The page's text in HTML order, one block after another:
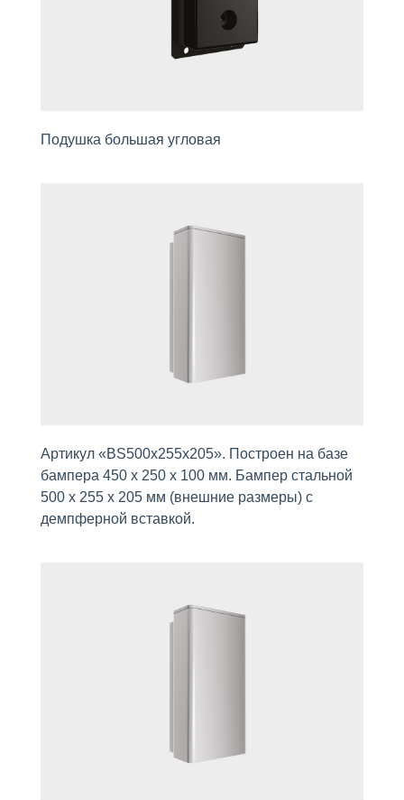
Подушка большая угловая
Артикул «BS500х255х205». Построен на базе
бампера 450 x 250 x 100 мм. Бампер стальной
500 х 255 х 205 мм (внешние размеры) с
демпферной вставкой.